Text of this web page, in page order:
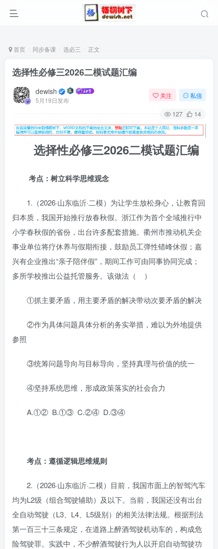
首页 同步备课 选必三 正文
选择性必修三2026二模试题汇编
dewish
5月19日发布
关注 私信
127 14
选择性必修三2026二模试题汇编
考点：树立科学思维观念
1.（2026·山东临沂·二模）为让学生放松身心，让教育回
归本质，我国开始推行放春秋假。浙江作为首个全域推行中
小学春秋假的省份，出台许多配套措施。衢州市推动机关企
事业单位将疗休养与假期衔接，鼓励员工弹性错峰休假；嘉
兴有企业推出“亲子陪伴假”，期间工作可由同事协同完成；
多所学校推出公益托管服务。该做法（ ）
①抓主要矛盾，用主要矛盾的解决带动次要矛盾的解决
②作为具体问题具体分析的务实举措，难以为外地提供
参照
③统筹问题导向与目标导向，坚持真理与价值的统一
④坚持系统思维，形成政策落实的社会合力
A.①② B.①③ C.②④ D.③④
考点：遵循逻辑思维规则
2.（2026·山东临沂·二模）目前，我国市面上的智驾汽车
均为L2级（组合驾驶辅助）及以下。当前，我国还没有出台
全自动驾驶（L3、L4、L5级别）的相关法律法规。根据刑法
第一百三十三条规定，在道路上醉酒驾驶机动车的，构成危
险驾驶罪。实践中，不少醉酒驾驶行为人以开启自动驾驶功